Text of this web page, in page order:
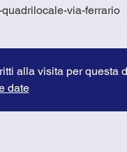
via-ferrario
alla visita per questa
date